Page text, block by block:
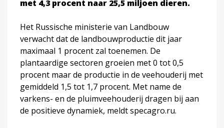
met 4,3 procent naar 25,5 miljoen dieren.
Het Russische ministerie van Landbouw
verwacht dat de landbouwproductie dit jaar
maximaal 1 procent zal toenemen. De
plantaardige sectoren groeien met 0 tot 0,5
procent maar de productie in de veehouderij met
gemiddeld 1,5 tot 1,7 procent. Met name de
varkens- en de pluimveehouderij dragen bij aan
de positieve dynamiek, meldt specagro.ru.